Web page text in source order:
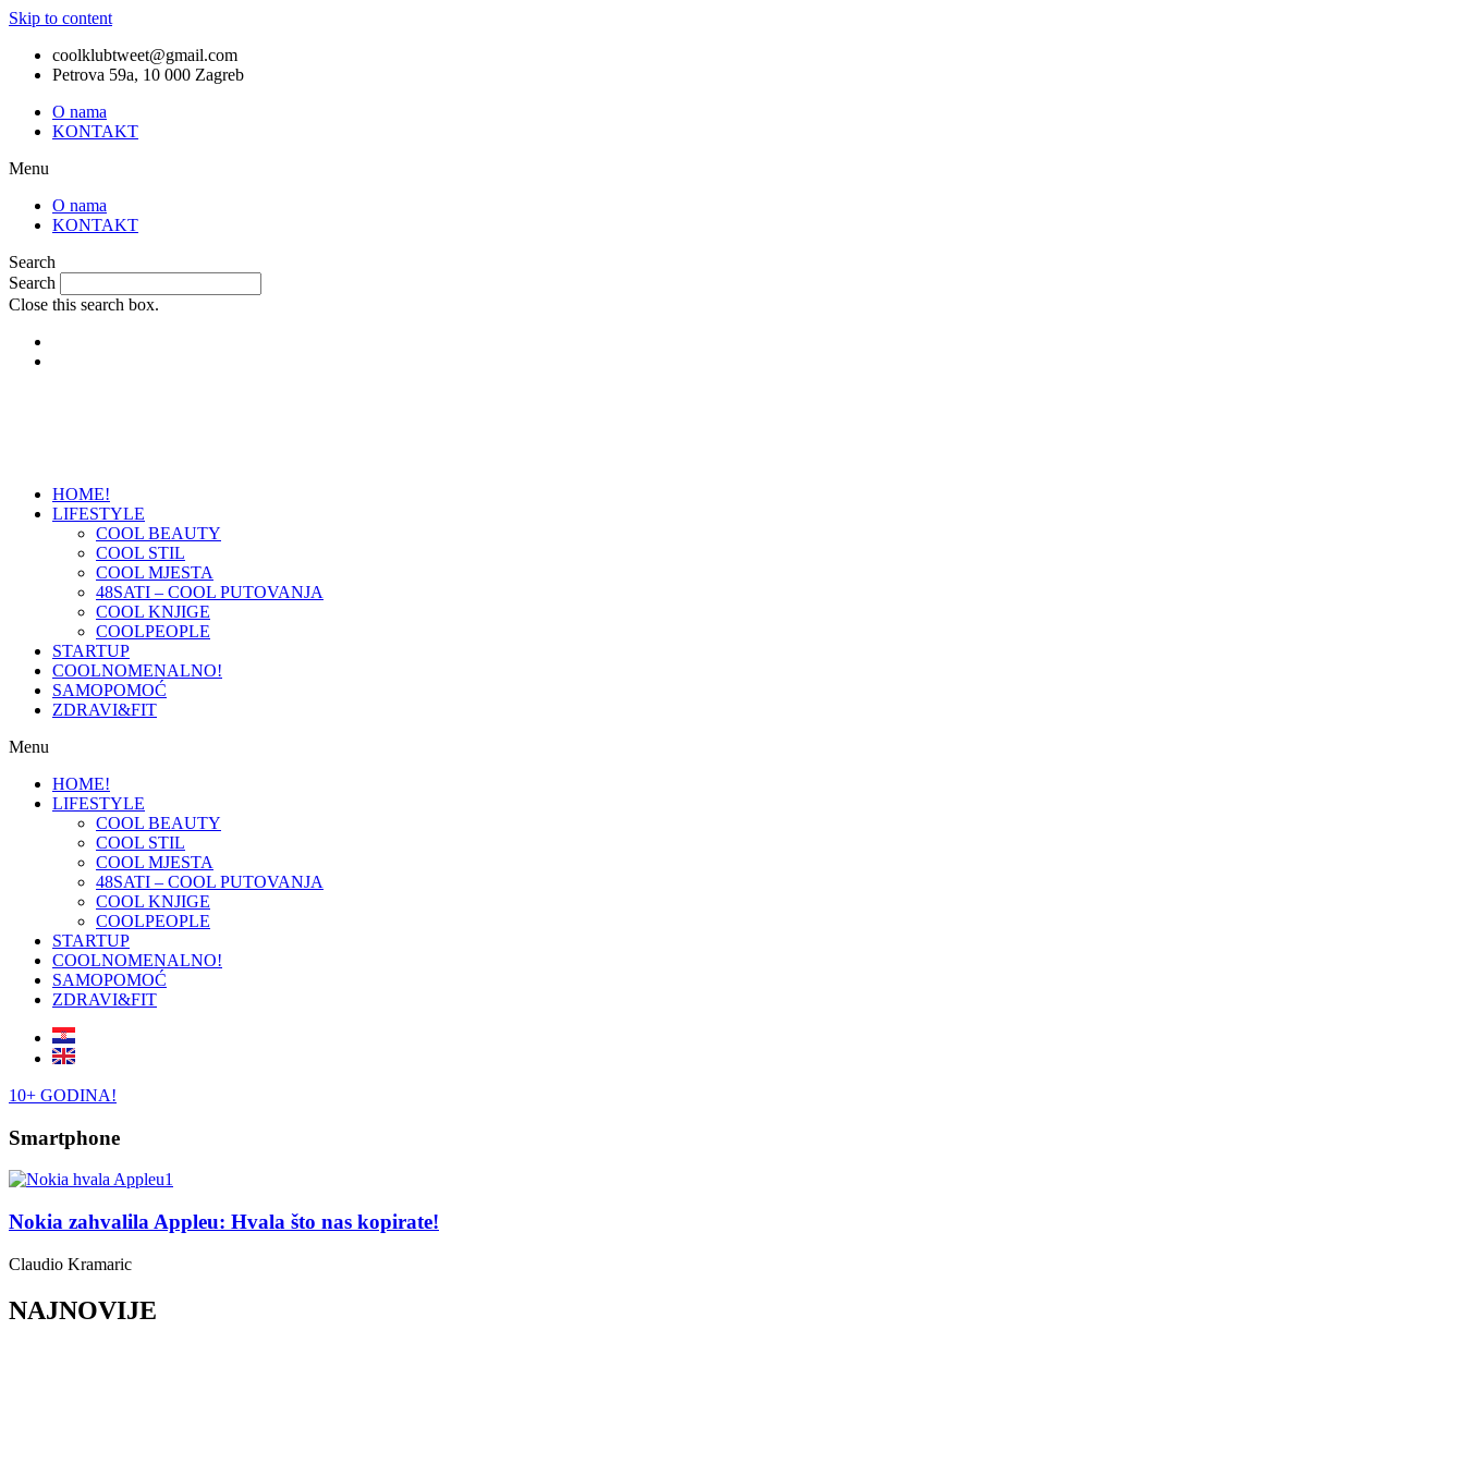
Skip to content
coolklubtweet@gmail.com
Petrova 59a, 10 000 Zagreb
O nama
KONTAKT
Menu
O nama
KONTAKT
Search
Search
Close this search box.
HOME!
LIFESTYLE
COOL BEAUTY
COOL STIL
COOL MJESTA
48SATI – COOL PUTOVANJA
COOL KNJIGE
COOLPEOPLE
STARTUP
COOLNOMENALNO!
SAMOPOMOĆ
ZDRAVI&FIT
Menu
HOME!
LIFESTYLE
COOL BEAUTY
COOL STIL
COOL MJESTA
48SATI – COOL PUTOVANJA
COOL KNJIGE
COOLPEOPLE
STARTUP
COOLNOMENALNO!
SAMOPOMOĆ
ZDRAVI&FIT
10+ GODINA!
Smartphone
Nokia zahvalila Appleu: Hvala što nas kopirate!
Claudio Kramaric
NAJNOVIJE